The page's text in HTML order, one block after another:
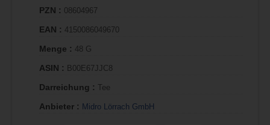
PZN : 08604967
EAN : 4150086049670
Menge : 48 G
ASIN : B00E67JJC8
Darreichung : Tee
Anbieter : Midro Lörrach GmbH